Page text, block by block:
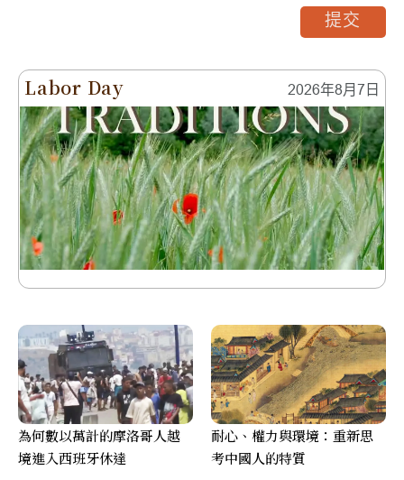
Labor Day 2026年8月7日
提交
為何數以萬計的摩洛哥人越
境進入西班牙休達
耐心、權力與環境：重新思
考中國人的特質